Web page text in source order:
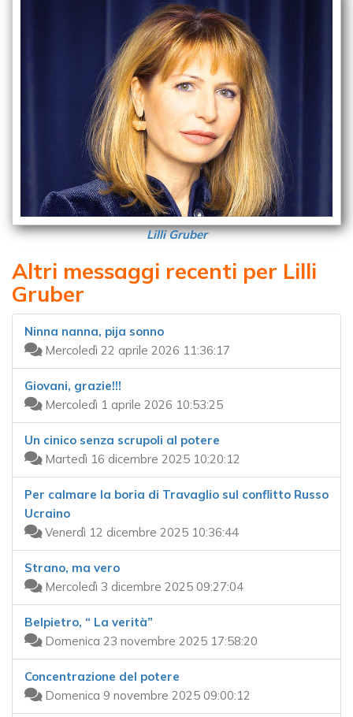
Lilli Gruber
Altri messaggi recenti per Lilli
Gruber
Ninna nanna, pija sonno
Mercoledì 22 aprile 2026 11:36:17
Giovani, grazie!!!
Mercoledì 1 aprile 2026 10:53:25
Un cinico senza scrupoli al potere
Martedì 16 dicembre 2025 10:20:12
Per calmare la boria di Travaglio sul conflitto Russo
Ucraino
Venerdì 12 dicembre 2025 10:36:44
Strano, ma vero
Mercoledì 3 dicembre 2025 09:27:04
Belpietro, “ La verità”
Domenica 23 novembre 2025 17:58:20
Concentrazione del potere
Domenica 9 novembre 2025 09:00:12